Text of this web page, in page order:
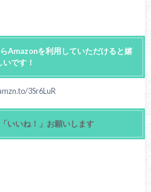
Amazonを利用していただけると嬉
いです！
3Sr6LuR
いいね！」お願いします